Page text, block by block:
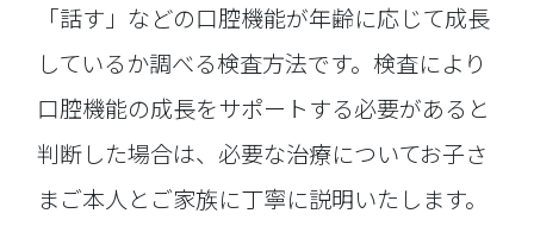
「話す」などの口腔機能が年齢に応じて成長
しているか調べる検査方法です。検査により
口腔機能の成長をサポートする必要があると
判断した場合は、必要な治療についてお子さ
まご本人とご家族に丁寧に説明いたします。